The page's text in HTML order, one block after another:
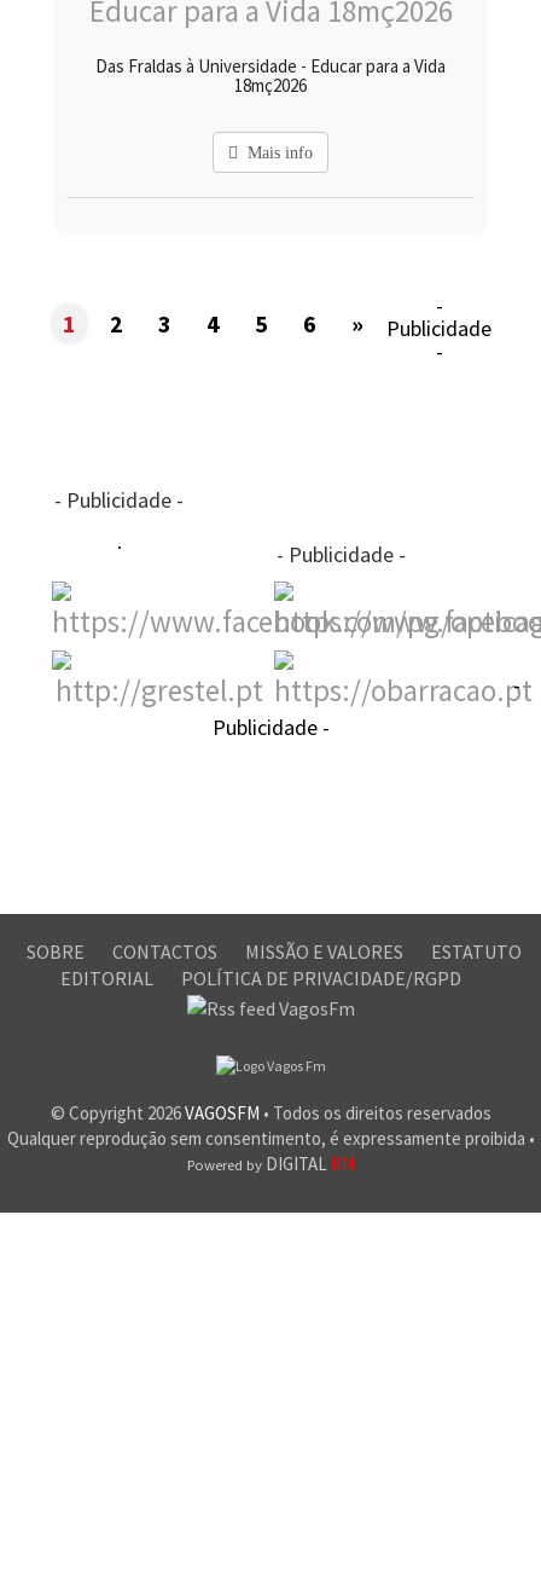
Das Fraldas à Universidade - Educar para a Vida
18mç2026
Mais info
1 2 3 4 5 6 »
-
Publicidade
-
- Publicidade -
- Publicidade -
-
Publicidade -
SOBRE CONTACTOS MISSÃO E VALORES
ESTATUTO
EDITORIAL
POLÍTICA DE PRIVACIDADE/RGPD
© Copyright 2026VAGOSFM • Todos os direitos reservados
Qualquer reprodução sem consentimento, é expressamente proibida •
Powered byDIGITAL RM